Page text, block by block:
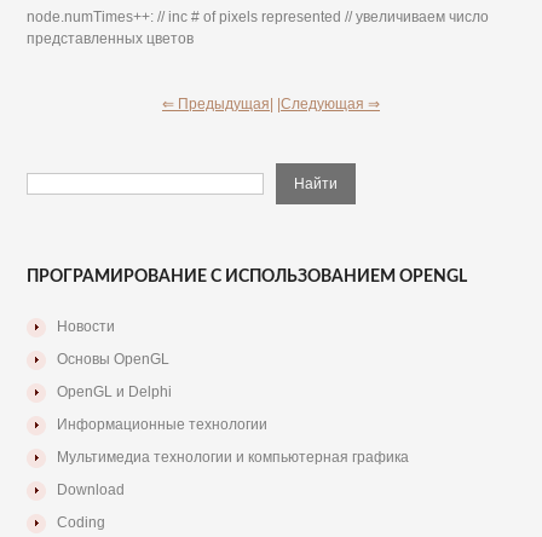
node.numTimes++: // inc # of pixels represented // увеличиваем число
представленных цветов
⇐ Предыдущая| |Следующая ⇒
ПРОГРАМИРОВАНИЕ С ИСПОЛЬЗОВАНИЕМ OPENGL
Новости
Основы OpenGL
OpenGL и Delphi
Информационные технологии
Мультимедиа технологии и компьютерная графика
Download
Coding